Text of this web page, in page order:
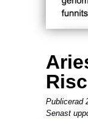
Publicerad
Senast